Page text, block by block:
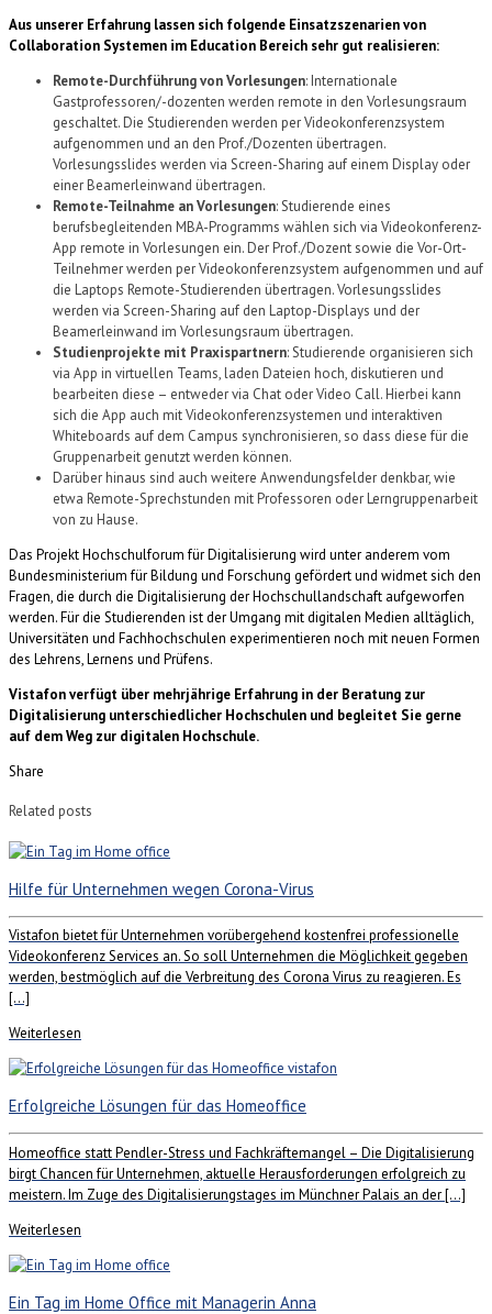
Aus unserer Erfahrung lassen sich folgende Einsatzszenarien von
Collaboration Systemen im Education Bereich sehr gut realisieren:
Remote-Durchführung von Vorlesungen: Internationale
Gastprofessoren/-dozenten werden remote in den Vorlesungsraum
geschaltet. Die Studierenden werden per Videokonferenzsystem
aufgenommen und an den Prof./Dozenten übertragen.
Vorlesungsslides werden via Screen-Sharing auf einem Display oder
einer Beamerleinwand übertragen.
Remote-Teilnahme an Vorlesungen: Studierende eines
berufsbegleitenden MBA-Programms wählen sich via Videokonferenz-
App remote in Vorlesungen ein. Der Prof./Dozent sowie die Vor-Ort-
Teilnehmer werden per Videokonferenzsystem aufgenommen und auf
die Laptops Remote-Studierenden übertragen. Vorlesungsslides
werden via Screen-Sharing auf den Laptop-Displays und der
Beamerleinwand im Vorlesungsraum übertragen.
Studienprojekte mit Praxispartnern: Studierende organisieren sich
via App in virtuellen Teams, laden Dateien hoch, diskutieren und
bearbeiten diese – entweder via Chat oder Video Call. Hierbei kann
sich die App auch mit Videokonferenzsystemen und interaktiven
Whiteboards auf dem Campus synchronisieren, so dass diese für die
Gruppenarbeit genutzt werden können.
Darüber hinaus sind auch weitere Anwendungsfelder denkbar, wie
etwa Remote-Sprechstunden mit Professoren oder Lerngruppenarbeit
von zu Hause.
Das Projekt Hochschulforum für Digitalisierung wird unter anderem vom
Bundesministerium für Bildung und Forschung gefördert und widmet sich den
Fragen, die durch die Digitalisierung der Hochschullandschaft aufgeworfen
werden. Für die Studierenden ist der Umgang mit digitalen Medien alltäglich,
Universitäten und Fachhochschulen experimentieren noch mit neuen Formen
des Lehrens, Lernens und Prüfens.
Vistafon verfügt über mehrjährige Erfahrung in der Beratung zur
Digitalisierung unterschiedlicher Hochschulen und begleitet Sie gerne
auf dem Weg zur digitalen Hochschule.
Share
Related posts
Hilfe für Unternehmen wegen Corona-Virus
Vistafon bietet für Unternehmen vorübergehend kostenfrei professionelle
Videokonferenz Services an. So soll Unternehmen die Möglichkeit gegeben
werden, bestmöglich auf die Verbreitung des Corona Virus zu reagieren. Es
[…]
Weiterlesen
Erfolgreiche Lösungen für das Homeoffice
Homeoffice statt Pendler-Stress und Fachkräftemangel – Die Digitalisierung
birgt Chancen für Unternehmen, aktuelle Herausforderungen erfolgreich zu
meistern. Im Zuge des Digitalisierungstages im Münchner Palais an der […]
Weiterlesen
Ein Tag im Home Office mit Managerin Anna